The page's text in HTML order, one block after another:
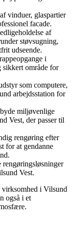
vinduer, glaspartier
facade.
af
støvsugning,
udseende.
i
sikkert område for
som computere,
arbejdsstation for
miljøvenlige
Vest, der passer til
rengøring efter
for at gendanne
rengøringsløsninger
Vest.
i Vilsund
også i et